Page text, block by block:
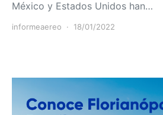
México y Estados Unidos han…
informeaereo 18/01/2022